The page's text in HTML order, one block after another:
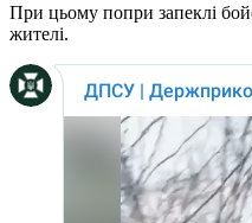
При цьому попри запеклі
жителі.